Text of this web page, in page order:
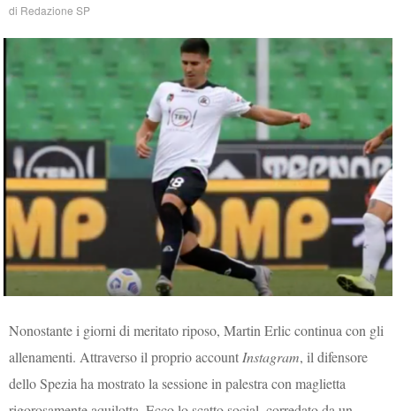
di Redazione SP
Nonostante i giorni di meritato riposo, Martin Erlic continua con gli
allenamenti. Attraverso il proprio account Instagram, il difensore
dello Spezia ha mostrato la sessione in palestra con maglietta